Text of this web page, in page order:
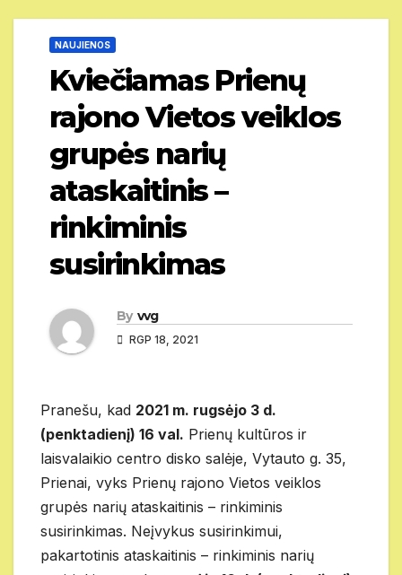
NAUJIENOS
Kviečiamas Prienų
rajono Vietos veiklos
grupės narių
ataskaitinis –
rinkiminis
susirinkimas
By vvg
RGP 18, 2021
Pranešu, kad 2021 m. rugsėjo 3 d.
(penktadienį) 16 val. Prienų kultūros ir
laisvalaikio centro disko salėje, Vytauto g. 35,
Prienai, vyks Prienų rajono Vietos veiklos
grupės narių ataskaitinis – rinkiminis
susirinkimas. Neįvykus susirinkimui,
pakartotinis ataskaitinis – rinkiminis narių